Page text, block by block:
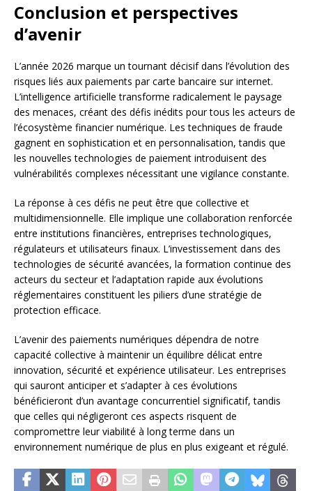
Conclusion et perspectives
d’avenir
L’année 2026 marque un tournant décisif dans l’évolution des
risques liés aux paiements par carte bancaire sur internet.
L’intelligence artificielle transforme radicalement le paysage
des menaces, créant des défis inédits pour tous les acteurs de
l’écosystème financier numérique. Les techniques de fraude
gagnent en sophistication et en personnalisation, tandis que
les nouvelles technologies de paiement introduisent des
vulnérabilités complexes nécessitant une vigilance constante.
La réponse à ces défis ne peut être que collective et
multidimensionnelle. Elle implique une collaboration renforcée
entre institutions financières, entreprises technologiques,
régulateurs et utilisateurs finaux. L’investissement dans des
technologies de sécurité avancées, la formation continue des
acteurs du secteur et l’adaptation rapide aux évolutions
réglementaires constituent les piliers d’une stratégie de
protection efficace.
L’avenir des paiements numériques dépendra de notre
capacité collective à maintenir un équilibre délicat entre
innovation, sécurité et expérience utilisateur. Les entreprises
qui sauront anticiper et s’adapter à ces évolutions
bénéficieront d’un avantage concurrentiel significatif, tandis
que celles qui négligeront ces aspects risquent de
compromettre leur viabilité à long terme dans un
environnement numérique de plus en plus exigeant et régulé.